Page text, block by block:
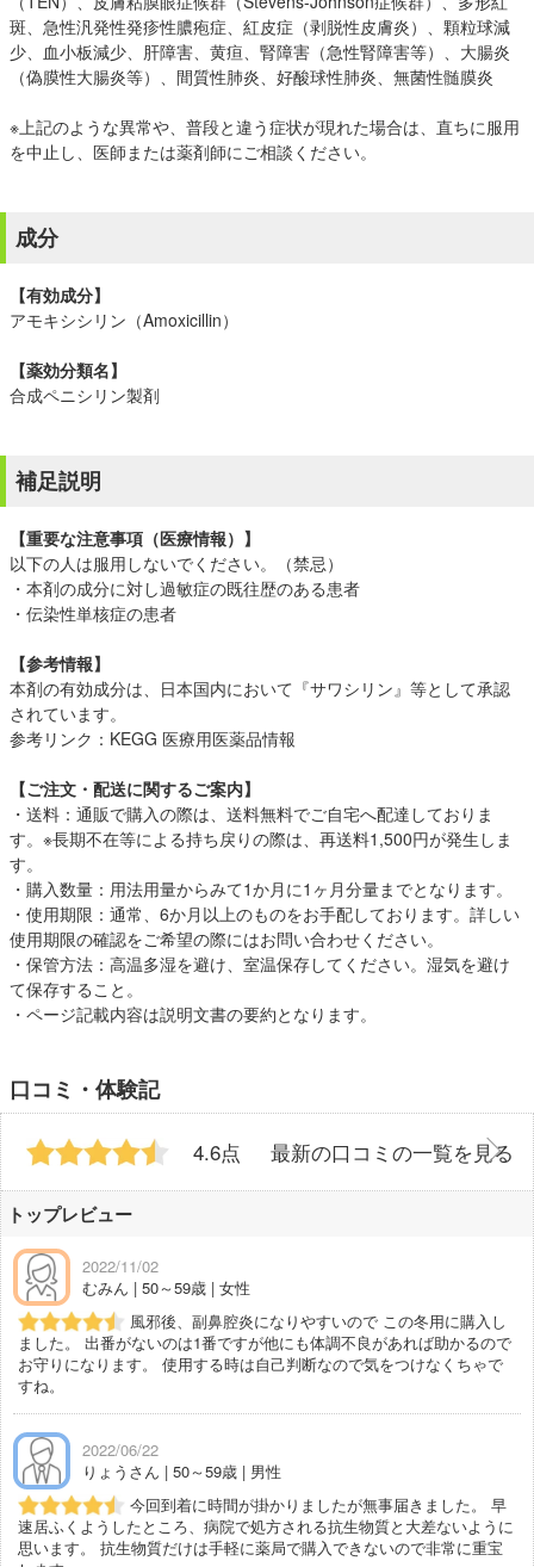
斑、急性汎発性発疹性膿疱症、紅皮症（剥脱性皮膚炎）、顆粒球減
少、血小板減少、肝障害、黄疸、腎障害（急性腎障害等）、大腸炎
（偽膜性大腸炎等）、間質性肺炎、好酸球性肺炎、無菌性髄膜炎
※上記のような異常や、普段と違う症状が現れた場合は、直ちに服用
を中止し、医師または薬剤師にご相談ください。
成分
【有効成分】
アモキシシリン（Amoxicillin）
【薬効分類名】
合成ペニシリン製剤
補足説明
【重要な注意事項（医療情報）】
以下の人は服用しないでください。（禁忌）
・本剤の成分に対し過敏症の既往歴のある患者
・伝染性単核症の患者
【参考情報】
本剤の有効成分は、日本国内において『サワシリン』等として承認
されています。
参考リンク： KEGG 医療用医薬品情報
【ご注文・配送に関するご案内】
・送料：通販で購入の際は、送料無料でご自宅へ配達しておりま
す。※長期不在等による持ち戻りの際は、再送料1,500円が発生しま
す。
・購入数量：用法用量からみて1か月に1ヶ月分量までとなります。
・使用期限：通常、6か月以上のものをお手配しております。詳しい
使用期限の確認をご希望の際にはお問い合わせください。
・保管方法：高温多湿を避け、室温保存してください。湿気を避け
て保存すること。
・ページ記載内容は説明文書の要約となります。
口コミ・体験記
4.6点 最新の口コミの一覧を見る
トップレビュー
2022/11/02
むみん | 50～59歳 | 女性
風邪後、副鼻腔炎になりやすいので この冬用に購入し
ました。 出番がないのは1番ですが他にも体調不良があれば助かるので
お守りになります。 使用する時は自己判断なので気をつけなくちゃで
すね。
2022/06/22
りょうさん | 50～59歳 | 男性
今回到着に時間が掛かりましたが無事届きました。 早
速居ふくようしたところ、病院で処方される抗生物質と大差ないように
思います。 抗生物質だけは手軽に薬局で購入できないので非常に重宝